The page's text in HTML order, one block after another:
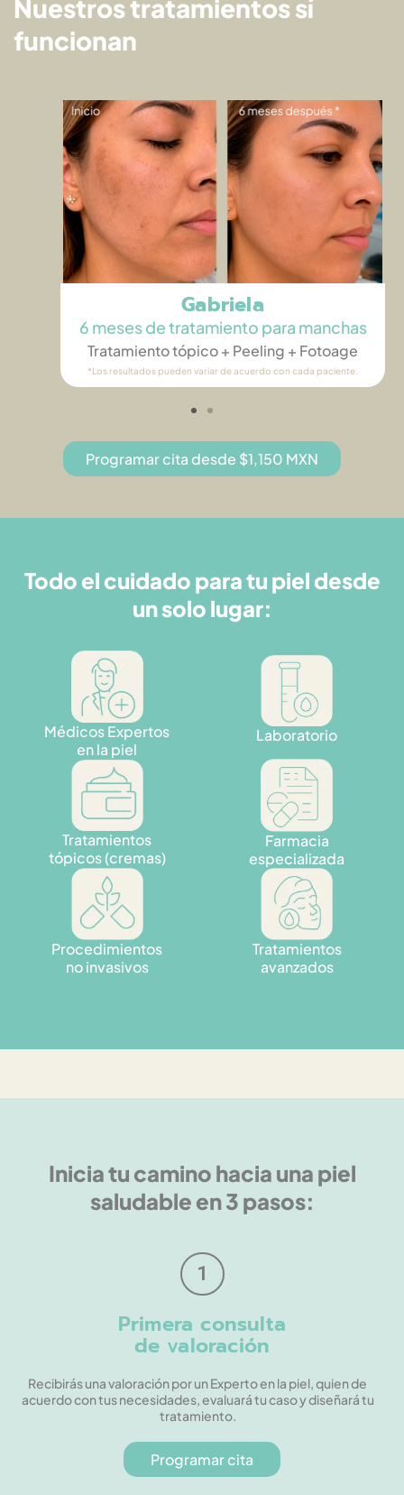
Nuestros tratamientos sí
funcionan
Gabriela
6 meses de tratamiento para manchas
Tratamiento tópico + Peeling​ + Fotoage
*Los resultados pueden variar de acuerdo con cada paciente.
Programar cita desde $1,150 MXN
Todo el cuidado para tu piel desde
un solo lugar:
Médicos Expertos
en la piel
Laboratorio
Tratamientos
tópicos (cremas)
Farmacia
especializada
Procedimientos
no invasivos
Tratamientos
avanzados
Inicia tu camino hacia una piel
saludable en 3 pasos:
1
Primera consulta
de valoración
Recibirás una valoración por un Experto en la piel, quien de
acuerdo con tus necesidades, evaluará tu caso y diseñará tu
tratamiento.
Programar cita